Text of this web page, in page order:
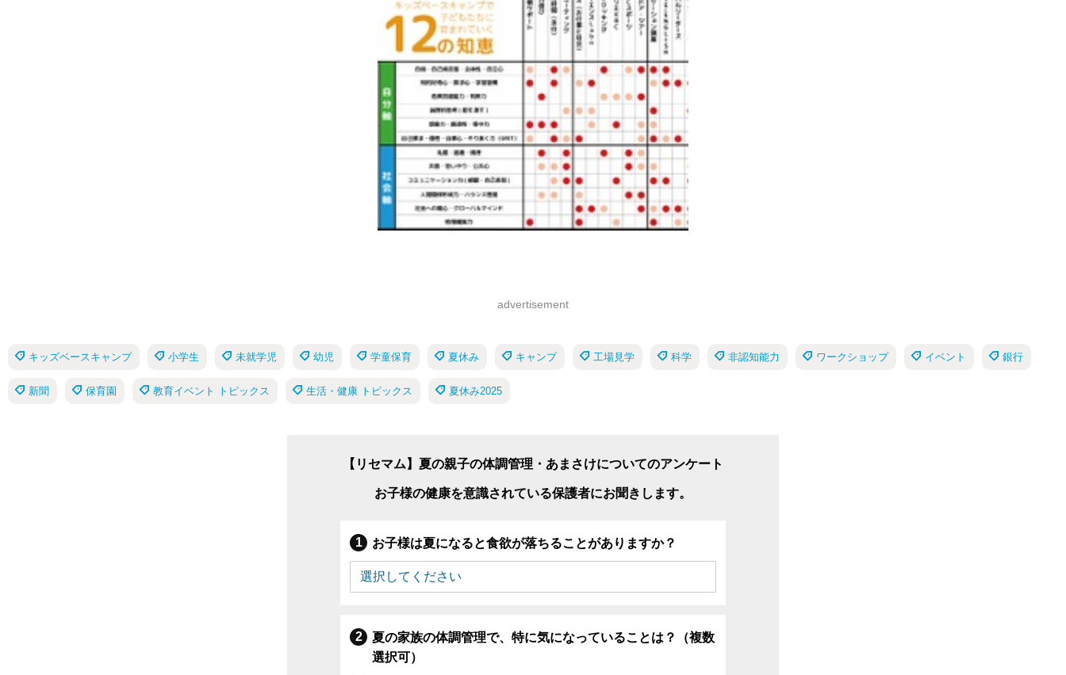
advertisement
キッズベースキャンプ 小学生 未就学児 幼児 学童保育 夏休み キャンプ 工場見学 科学 非認知能力 ワークショップ イベント 銀行
新聞 保育園 教育イベント トピックス 生活・健康 トピックス 夏休み2025
【リセマム】夏の親子の体調管理・あまさけについてのアンケート
お子様の健康を意識されている保護者にお聞きします。
お子様は夏になると食欲が落ちることがありますか？
夏の家族の体調管理で、特に気になっていることは？（複数
選択可）